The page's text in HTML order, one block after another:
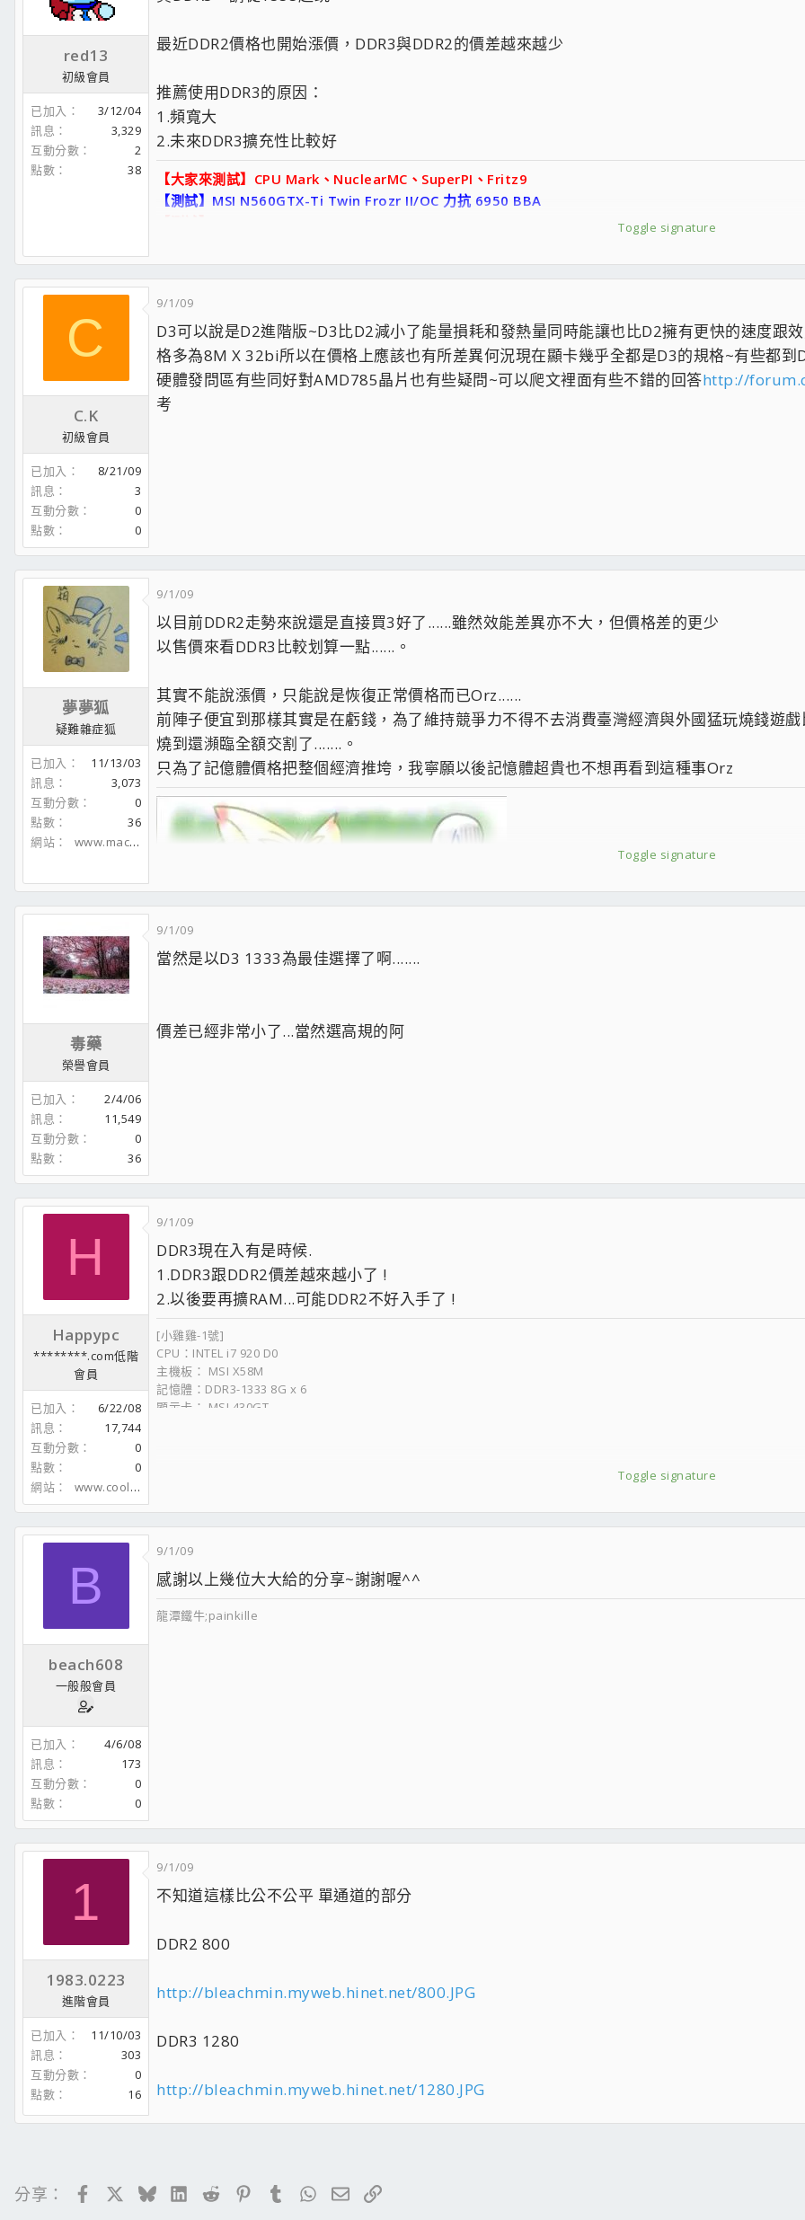
red13
初級會員
已加入
3/12/04
訊息
3,329
互動分數
2
點數
38
最近DDR2價格也開始漲價，DDR3與DDR2的價差越來越少
推薦使用DDR3的原因：
1.頻寬大
2.未來DDR3擴充性比較好
Toggle signature
【大家來測試】CPU Mark、NuclearMC、SuperPI、Fritz9
【測試】MSI N560GTX-Ti Twin Frozr II/OC 力抗 6950 BBA
【測試】Intel X25-V 40G SSDX2 Raid0 更新支援Trim
【測試】雙12V迴路的帝海 影隼600W電源供應器
【測試】我的第二套水冷系統：阿嬤牌水冷 900+
【測試】Lian-Li 聯力大型機殼 PC-B71 (2大13小)
[FONT="黑體"] ★2008年電腦耗電量小測試 [/FONT][FONT="黑體"] ★2007年液晶螢幕小常識 [/FONT][FONT="黑體"] ★2004年
★[測試]野火燒不盡，春風吹又生 ：Thermalright IFX-14 + IFX-05 + DFI LT UT X48
C
C.K
初級會員
已加入
8/21/09
訊息
3
互動分數
0
點數
0
9/1/09
D3可以說是D2進階版~D3比D2減小了能量損耗和發熱量同時能讓也比D2擁有更快的速度跟
格多為8M X 32bi所以在價格上應該也有所差異何況現在顯卡幾乎全都是D3的規格~有些都
硬體發問區有些同好對AMD785晶片也有些疑問~可以爬文裡面有些不錯的回答http://
考
夢夢狐
疑難雜症狐
已加入
11/13/03
訊息
3,073
互動分數
0
點數
36
網站
www.machcannon.idv.tw
9/1/09
以目前DDR2走勢來說還是直接買3好了......雖然效能差異亦不大，但價格差的更少
以售價來看DDR3比較划算一點......。
其實不能說漲價，只能說是恢復正常價格而已Orz......
前陣子便宜到那樣其實是在虧錢，為了維持競爭力不得不去消費臺灣經濟與外國猛玩燒錢遊
燒到還瀕臨全額交割了.......。
只為了記億體價格把整個經濟推垮，我寧願以後記憶體超貴也不想再看到這種事Orz
Toggle signature
毒藥
榮譽會員
已加入
2/4/06
訊息
11,549
互動分數
0
點數
36
9/1/09
當然是以D3 1333為最佳選擇了啊.......
價差已經非常小了...當然選高規的阿
H
Happypc
********.com低階
會員
已加入
6/22/08
訊息
17,744
互動分數
0
點數
0
網站
www.coolaler.com
9/1/09
DDR3現在入有是時候.
1.DDR3跟DDR2價差越來越小了 !
2.以後要再擴RAM...可能DDR2不好入手了 !
Toggle signature
[小雞雞-1號]
CPU：INTEL i7 920 D0
主機板： MSI X58M
記憶體：DDR3-1333 8G x 6
顯示卡： MSI 430GT
B
beach608
一般般會員
已加入
4/6/08
訊息
173
互動分數
0
點數
0
9/1/09
感謝以上幾位大大給的分享~謝謝喔^^
龍潭鐵牛;painkille
1
1983.0223
進階會員
已加入
11/10/03
訊息
303
互動分數
0
點數
16
9/1/09
不知道這樣比公不公平 單通道的部分
DDR2 800
http://bleachmin.myweb.hinet.net/800.JPG
DDR3 1280
http://bleachmin.myweb.hinet.net/1280.JPG
分享： FacebookBlueskyLinkedIn
RedditPinterestTumblrWhatsApp
電子郵件
連結